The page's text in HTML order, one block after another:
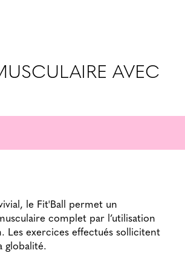
AVEC
le Fit'Ball permet un
complet par l’utilisation
Les exercices effectués sollicitent
globalité.